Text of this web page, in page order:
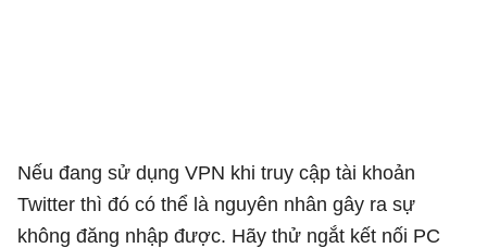
Nếu đang sử dụng VPN khi truy cập tài khoản
Twitter thì đó có thể là nguyên nhân gây ra sự
không đăng nhập được. Hãy thử ngắt kết nối PC